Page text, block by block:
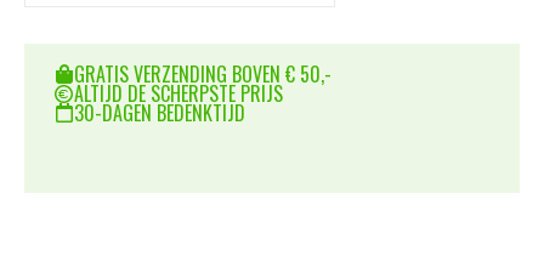
GRATIS VERZENDING BOVEN € 50,-
ALTIJD DE SCHERPSTE PRIJS
30-DAGEN BEDENKTIJD